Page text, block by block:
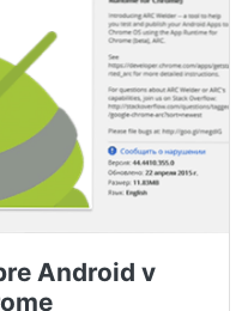
Android v